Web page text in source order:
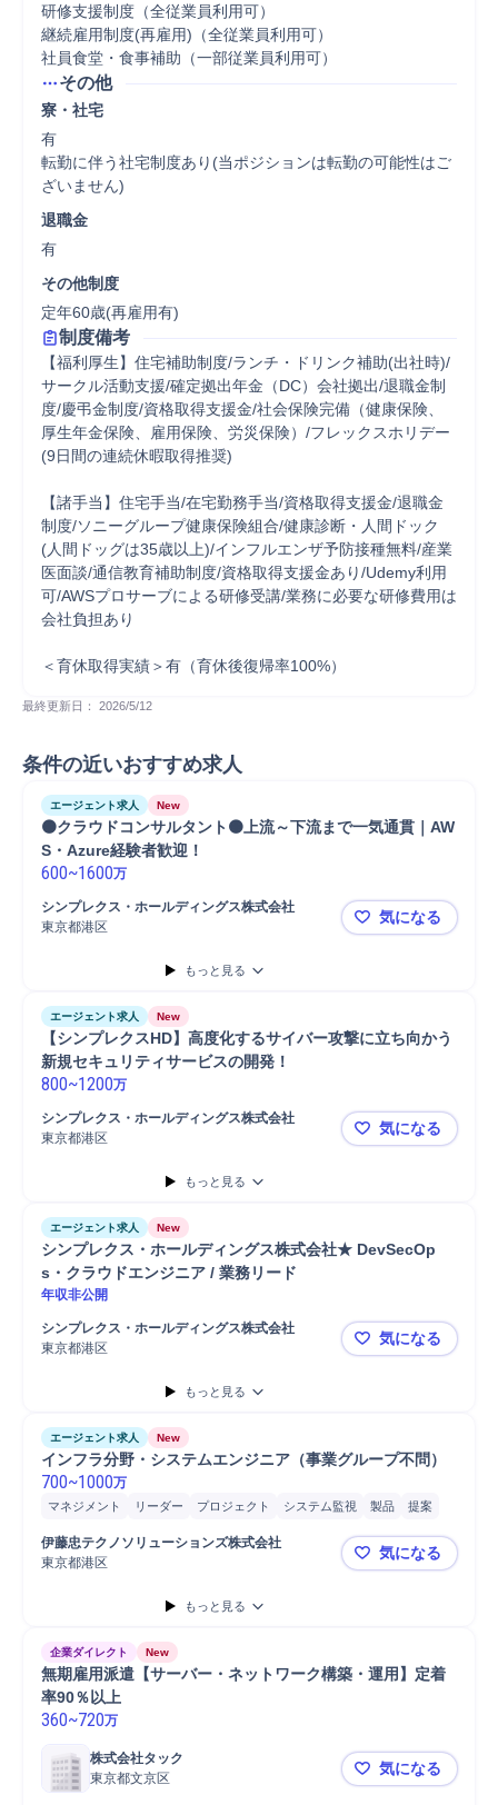
研修支援制度（全従業員利用可）
継続雇用制度(再雇用)（全従業員利用可）
社員食堂・食事補助（一部従業員利用可）
その他
寮・社宅
有
転勤に伴う社宅制度あり(当ポジションは転勤の可能性はご
ざいません)
退職金
有
その他制度
定年60歳(再雇用有)
制度備考
【福利厚生】住宅補助制度/ランチ・ドリンク補助(出社時)/
サークル活動支援/確定拠出年金（DC）会社拠出/退職金制
度/慶弔金制度/資格取得支援金/社会保険完備（健康保険、
厚生年金保険、雇用保険、労災保険）/フレックスホリデー
(9日間の連続休暇取得推奨)
【諸手当】住宅手当/在宅勤務手当/資格取得支援金/退職金
制度/ソニーグループ健康保険組合/健康診断・人間ドック
(人間ドッグは35歳以上)/インフルエンザ予防接種無料/産業
医面談/通信教育補助制度/資格取得支援金あり/Udemy利用
可/AWSプロサーブによる研修受講/業務に必要な研修費用は
会社負担あり
＜育休取得実績＞有（育休後復帰率100%）
最終更新日： 2026/5/12
条件の近いおすすめ求人
エージェント求人 New
🟠クラウドコンサルタント🟠上流～下流まで一気通貫｜AW
S・Azure経験者歓迎！
600~1600万
シンプレクス・ホールディングス株式会社
東京都港区
🟠クラウド
気になる
もっと見る
エージェント求人 New
【シンプレクスHD】高度化するサイバー攻撃に立ち向かう
新規セキュリティサービスの開発！
800~1200万
シンプレクス・ホールディングス株式会社
東京都港区
【シンプレ
気になる
もっと見る
エージェント求人 New
シンプレクス・ホールディングス株式会社★ DevSecOp
s・クラウドエンジニア / 業務リード
年収非公開
シンプレクス・ホールディングス株式会社
東京都港区
シンプレク
気になる
もっと見る
エージェント求人 New
インフラ分野・システムエンジニア（事業グループ不問）
700~1000万
マネジメント リーダー プロジェクト システム監視 製品
提案
プロジェクトリーダー
アジャイル オンプレミス
SaaS
IoT 仮想化 AWS
伊藤忠テクノソリューションズ株式会社
東京都港区
インフラ分
気になる
もっと見る
企業ダイレクト New
無期雇用派遣【サーバー・ネットワーク構築・運用】定着
率90％以上
360~720万
株式会社タック
東京都文京区
無期雇用派
気になる